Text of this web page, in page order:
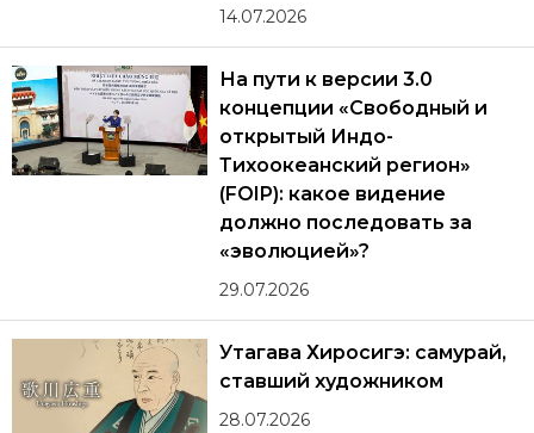
14.07.2026
На пути к версии 3.0
концепции «Свободный и
открытый Индо-
Тихоокеанский регион»
(FOIP): какое видение
должно последовать за
«эволюцией»?
29.07.2026
Утагава Хиросигэ: самурай,
ставший художником
28.07.2026